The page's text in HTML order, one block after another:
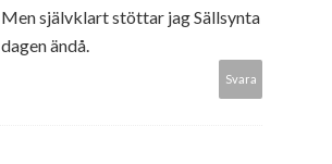
Men självklart stöttar jag Sällsynta
dagen ändå.
Svara